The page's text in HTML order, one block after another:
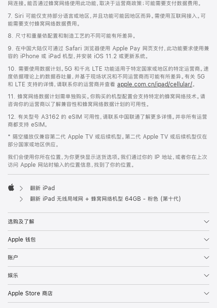
网连接。能否通过蜂窝网络使用此功能，取决于运营商政策；可能需要支付数据费用。
7. Siri 可能仅支持部分语言或地区，并且功能可能因地区而异。需使用互联网接入。可
能需要支付蜂窝网络数据费用。
8. 尺寸和重量依配置和制造工艺的不同可能有所差异。
9. 在中国大陆仅可通过 Safari 浏览器使用 Apple Pay 网页支付，此功能要求使用兼
容的 iPhone 或 iPad 机型，并安装 iOS 11.2 或更新系统。
10. 需要使用数据计划。5G 和千兆 LTE 功能适用于特定国家或地区的特定运营商。速
度依据理论上的数据吞吐量，并基于现场状况和不同运营商而可能有所差异。有关 5G
和 LTE 支持的详情，请联系你的运营商并查看 apple.com.cn/ipad/cellular/。
11. 蜂窝网络数据计划需单独购买。你购买的机型配置会支持特定的蜂窝网络技术。请
咨询你的运营商以了解兼容性和蜂窝网络数据计划的可用性。
12. 有关型号 A3162 的 eSIM 可用性，请联系中国联通了解更多详情。并非所有运营
商都支持 eSIM。
* 隔空播放仅兼容第二代 Apple TV 或后续机型。第二代 Apple TV 或后续机型仅在
部分国家或地区供应。
我们会使用你所在位置，为你更快显示送货选项。我们通过你的 IP 地址，或者你在上次
访问 Apple 网站时输入的位置信息，找到了你的位置。
Apple
翻新 iPad
翻新 iPad 无线局域网 + 蜂窝网络机型 64GB - 粉色 (第十代)
选购及了解
Apple 钱包
账户
娱乐
Apple Store 商店